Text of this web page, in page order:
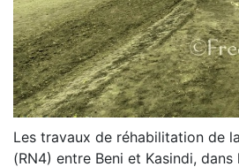
Les travaux de réhabilitation de
(RN4) entre Beni et Kasindi, dans